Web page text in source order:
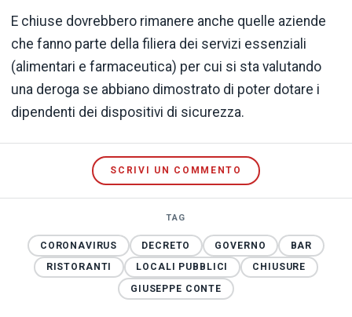
E chiuse dovrebbero rimanere anche quelle aziende
che fanno parte della filiera dei servizi essenziali
(alimentari e farmaceutica) per cui si sta valutando
una deroga se abbiano dimostrato di poter dotare i
dipendenti dei dispositivi di sicurezza.
SCRIVI UN COMMENTO
TAG
CORONAVIRUS DECRETO GOVERNO
BAR
RISTORANTI
LOCALI PUBBLICI
CHIUSURE
GIUSEPPE CONTE